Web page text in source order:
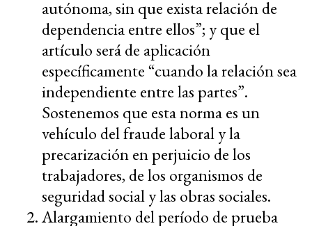
autónoma, sin que exista relación de
dependencia entre ellos”; y que el
artículo será de aplicación
específicamente “cuando la relación sea
independiente entre las partes”.
Sostenemos que esta norma es un
vehículo del fraude laboral y la
precarización en perjuicio de los
trabajadores, de los organismos de
seguridad social y las obras sociales.
Alargamiento del período de prueba